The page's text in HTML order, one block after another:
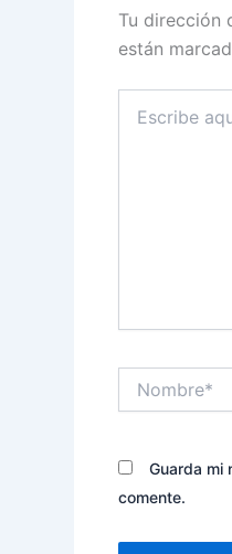
Tu dirección
están
aquí...
Guarda mi
comente.